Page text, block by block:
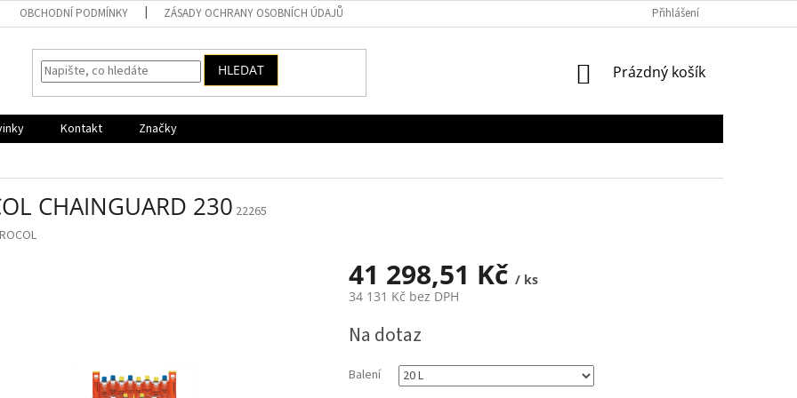
OBCHODNÍ PODMÍNKY ZÁSADY OCHRANY OSOBNÍCH ÚDAJŮ Přihlášení
HLEDAT
NÁKUPNÍ
Prázdný košík
Kontakt Značky
CHAINGUARD 230 22265
ROCOL
41 298,51 Kč / ks
34 131 Kč bez DPH
cena:
Na dotaz
Balení